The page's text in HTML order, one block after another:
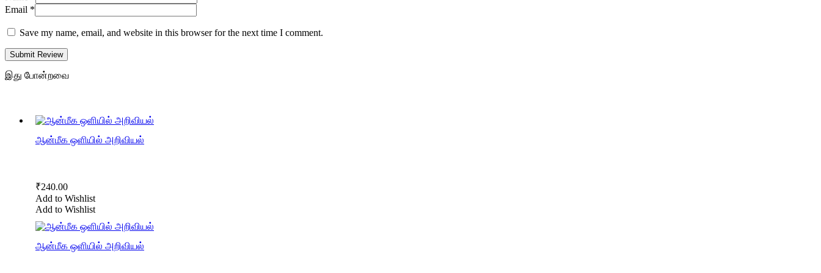
Email *
Save my name, email, and website in this browser for the next time I comment.
Submit Review
இது போன்றவை
ஆன்மீக ஒளியில் அறிவியல்
₹240.00
Add to Wishlist
Add to Wishlist
ஆன்மீக ஒளியில் அறிவியல்